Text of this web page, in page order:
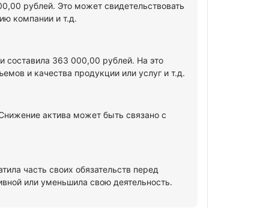
рублей. Это может свидетельствовать
компании и т.д.
363 000,00 рублей. На это
и качества продукции или услуг и т.д.
актива может быть связано с
часть своих обязательств перед
или уменьшила свою деятельность.